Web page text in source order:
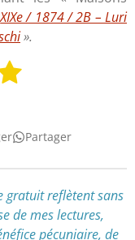
XIXe / 1874 / 2B – Luri
».
y
r
l
'
é
Partager
gratuit reflètentsans
de mes lectures,
pécuniaire, de